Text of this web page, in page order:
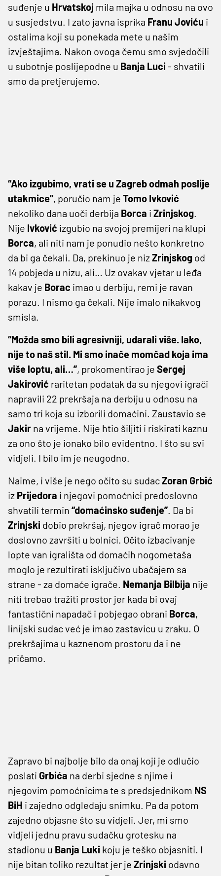
suđenje u Hrvatskoj mila majka u odnosu na ovo
u susjedstvu. I zato javna isprika Franu Joviću i
ostalima koji su ponekada mete u našim
izvještajima. Nakon ovoga čemu smo svjedočili
u subotnje poslijepodne u Banja Luci - shvatili
smo da pretjerujemo.
“Ako izgubimo, vrati se u Zagreb odmah poslije
utakmice”, poručio nam je Tomo Ivković
nekoliko dana uoči derbija Borca i Zrinjskog.
Nije Ivković izgubio na svojoj premijeri na klupi
Borca, ali niti nam je ponudio nešto konkretno
da bi ga čekali. Da, prekinuo je nizZrinjskog od
14 pobjeda u nizu, ali… Uz ovakav vjetar u leđa
kakav je Borac imao u derbiju, remi je ravan
porazu. I nismo ga čekali. Nije imalo nikakvog
smisla.
“Možda smo bili agresivniji, udarali više. Iako,
nije to naš stil. Mi smo inače momčad koja ima
više loptu, ali…”, prokomentirao je Sergej
Jakirović raritetan podatak da su njegovi igrači
napravili 22 prekršaja na derbiju u odnosu na
samo tri koja su izborili domaćini. Zaustavio se
Jakir na vrijeme. Nije htio šiljiti i riskirati kaznu
za ono što je ionako bilo evidentno. I što su svi
vidjeli. I bilo im je neugodno.
Naime, i više je nego očito su sudacZoran Grbić
iz Prijedora i njegovi pomoćnici predoslovno
shvatili termin “domaćinsko suđenje”. Da bi
Zrinjski dobio prekršaj, njegov igrač morao je
doslovno završiti u bolnici. Očito izbacivanje
lopte van igrališta od domaćih nogometaša
moglo je rezultirati isključivo ubačajem sa
strane - za domaće igrače. Nemanja Bilbija nije
niti trebao tražiti prostor jer kada bi ovaj
fantastični napadač i pobjegao obrani Borca,
linijski sudac već je imao zastavicu u zraku. O
prekršajima u kaznenom prostoru da i ne
pričamo.
Zapravo bi najbolje bilo da onaj koji je odlučio
poslati Grbića na derbi sjedne s njime i
njegovim pomoćnicima te s predsjednikom NS
BiH i zajedno odgledaju snimku. Pa da potom
zajedno objasne što su vidjeli. Jer, mi smo
vidjeli jednu pravu sudačku grotesku na
stadionu u Banja Luki koju je teško objasniti. I
nije bitan toliko rezultat jer je Zrinjski odavno